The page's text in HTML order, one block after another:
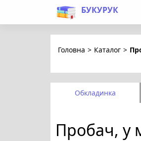
БУКУРУК
Головна > Каталог >
Обкладинка
Пробач, у